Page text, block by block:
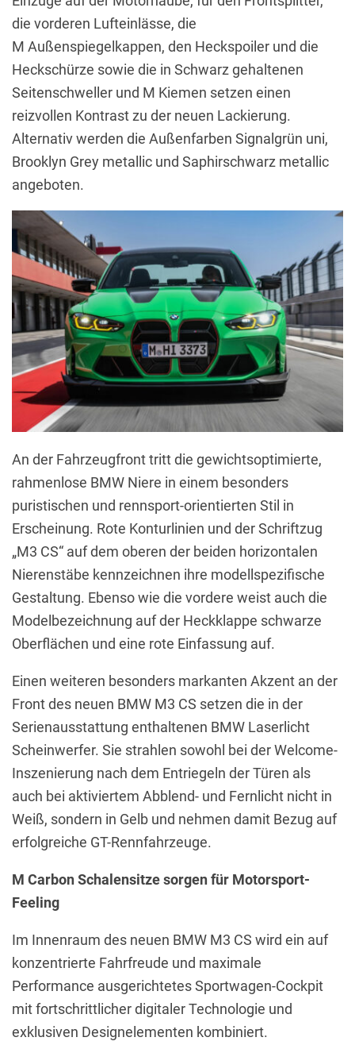
die vorderen Lufteinlässe, die
M Außenspiegelkappen, den Heckspoiler und die
Heckschürze sowie die in Schwarz gehaltenen
Seitenschweller und M Kiemen setzen einen
reizvollen Kontrast zu der neuen Lackierung.
Alternativ werden die Außenfarben Signalgrün uni,
Brooklyn Grey metallic und Saphirschwarz metallic
angeboten.
An der Fahrzeugfront tritt die gewichtsoptimierte,
rahmenlose BMW Niere in einem besonders
puristischen und rennsport-orientierten Stil in
Erscheinung. Rote Konturlinien und der Schriftzug
„M3 CS“ auf dem oberen der beiden horizontalen
Nierenstäbe kennzeichnen ihre modellspezifische
Gestaltung. Ebenso wie die vordere weist auch die
Modelbezeichnung auf der Heckklappe schwarze
Oberflächen und eine rote Einfassung auf.
Einen weiteren besonders markanten Akzent an der
Front des neuen BMW M3 CS setzen die in der
Serienausstattung enthaltenen BMW Laserlicht
Scheinwerfer. Sie strahlen sowohl bei der Welcome-
Inszenierung nach dem Entriegeln der Türen als
auch bei aktiviertem Abblend- und Fernlicht nicht in
Weiß, sondern in Gelb und nehmen damit Bezug auf
erfolgreiche GT-Rennfahrzeuge.
M Carbon Schalensitze sorgen für Motorsport-
Feeling
Im Innenraum des neuen BMW M3 CS wird ein auf
konzentrierte Fahrfreude und maximale
Performance ausgerichtetes Sportwagen-Cockpit
mit fortschrittlicher digitaler Technologie und
exklusiven Designelementen kombiniert.